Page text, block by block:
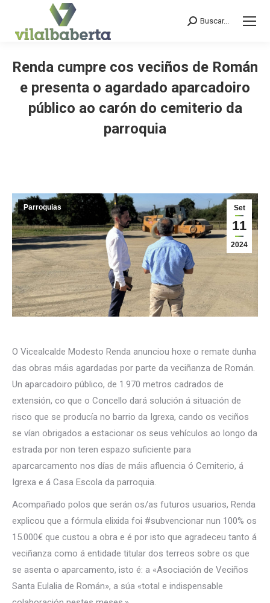
Search:
Buscar...
Renda cumpre cos veciños de Román
e presenta o agardado aparcadoiro
público ao carón do cemiterio da
parroquia
Set
11
2024
Parroquias
O Vicealcalde Modesto Renda anunciou hoxe o remate dunha
das obras máis agardadas por parte da veciñanza de Román.
Un aparcadoiro público, de 1.970 metros cadrados de
extensión, co que o Concello dará solución á situación de
risco que se producía no barrio da Igrexa, cando os veciños
se vían obrigados a estacionar os seus vehículos ao longo da
estrada por non teren espazo suficiente para
aparcarcamento nos días de máis afluencia ó Cemiterio, á
Igrexa e á Casa Escola da parroquia.
Acompañado polos que serán os/as futuros usuarios, Renda
explicou que a fórmula elixida foi #subvencionar nun 100% os
15.000€ que custou a obra e é por isto que agradeceu tanto á
veciñanza como á entidade titular dos terreos sobre os que
se asenta o aparcamento, isto é: a «Asociación de Veciños
Santa Eulalia de Román», a súa «total e indispensable